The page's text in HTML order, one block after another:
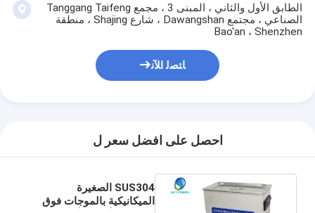
الطابق الأول والثاني ، المبنى 3 ، مجمع Tanggang Taifeng
الصناعي ، مجتمع Dawangshan ، شارع Shajing ، منطقة
Bao'an ، Shenzhen
ﺎﺘﺼﻟ ﺍﻶﻧ
احصل على افضل سعر ل
SUS304 الصغيرة
الميكانيكية بالموجات فوق